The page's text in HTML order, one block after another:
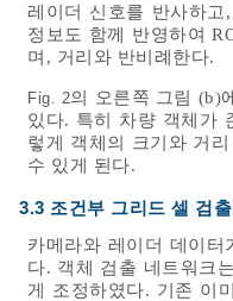
레이더 신호를 반사하
정보도 함께 반영하여
며, 거리와 반비례한다.
Fig. 2의 오른쪽 그림 (b)
있다. 특히 차량 객체가
렇게 객체의 크기와 거
수 있게 된다.
3.3 조건부 그리드 셀 검출
카메라와 레이더 데이
다. 객체 검출 네트워크
게 조정하였다. 기존 이